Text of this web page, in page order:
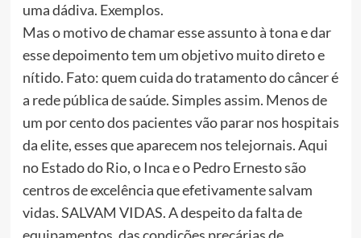
uma dádiva. Exemplos.
Mas o motivo de chamar esse assunto à tona e dar
esse depoimento tem um objetivo muito direto e
nítido. Fato: quem cuida do tratamento do câncer é
a rede pública de saúde. Simples assim. Menos de
um por cento dos pacientes vão parar nos hospitais
da elite, esses que aparecem nos telejornais. Aqui
no Estado do Rio, o Inca e o Pedro Ernesto são
centros de excelência que efetivamente salvam
vidas. SALVAM VIDAS. A despeito da falta de